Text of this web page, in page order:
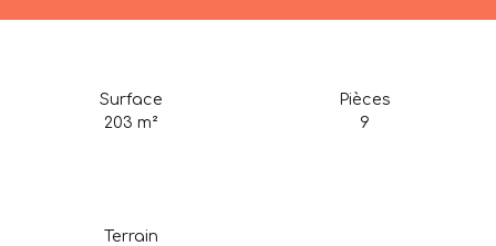
86 24
Surface
203 m²
Pièces
9
Terrain